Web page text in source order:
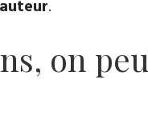
.
on